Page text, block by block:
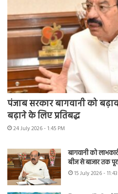
पंजाब सरकार बागवानी को
बढ़ाने के लिए प्रतिबद्ध
24 July 2026 - 1:45 PM
बागवानी को
बीज से बाजार तक
15 July 2026 -